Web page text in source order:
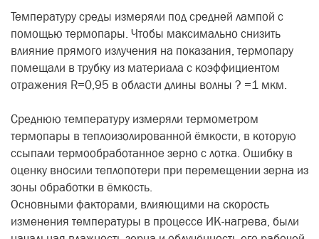
Температуру среды измеряли под средней лампой с
помощью термопары. Чтобы максимально снизить
влияние прямого излучения на показания, термопару
помещали в трубку из материала с коэффициентом
отражения R=0,95 в области длины волны ? =1 мкм.
Среднюю температуру измеряли термометром
термопары в теплоизолированной ёмкости, в которую
ссыпали термообработанное зерно с лотка. Ошибку в
оценку вносили теплопотери при перемещении зерна из
зоны обработки в ёмкость.
Основными факторами, влияющими на скорость
изменения температуры в процессе ИК-нагрева, были